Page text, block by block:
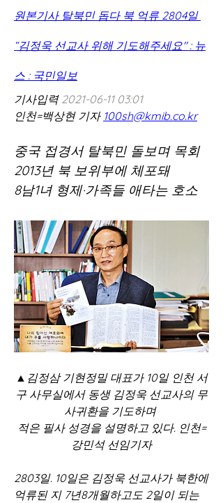
원본기사 탈북민 돕다 북 억류 2804일
“김정욱 선교사 위해 기도해주세요" : 뉴
스 : 국민일보
기사입력 2021-06-11 03:01
인천=백상현 기자 100sh@kmib.co.kr
중국 접경서 탈북민 돌보며 목회
2013년 북 보위부에 체포돼
8남1녀 형제·가족들 애타는 호소
▲김정삼 기현정밀 대표가 10일 인천 서
구 사무실에서 동생 김정욱 선교사의 무
사귀환을 기도하며
적은 필사 성경을 설명하고 있다. 인천=
강민석 선임기자
2803일. 10일은 김정욱 선교사가 북한에
억류된 지 7년8개월하고도 2일이 되는